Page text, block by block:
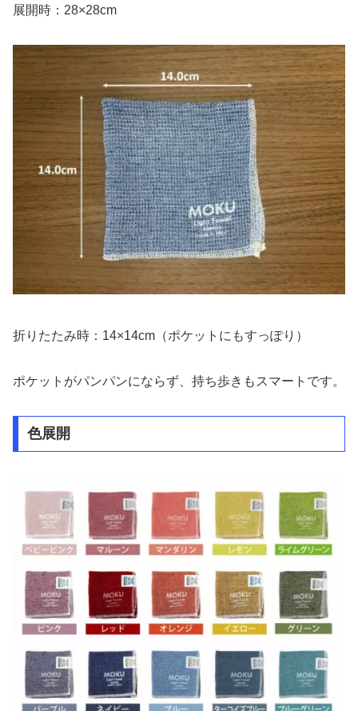
展開時：28×28cm
折りたたみ時：14×14cm（ポケットにもすっぽり）
ポケットがパンパンにならず、持ち歩きもスマートです。
色展開